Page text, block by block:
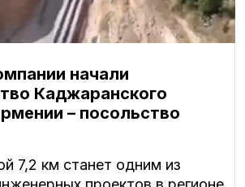
начали
Каджаранского
– посольство
7,2 км станет одним из